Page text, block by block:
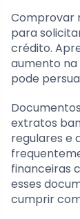
Comprovar
para
crédito.
aumento
pode
extratos
regulares e
financeiras
esses
cumprir